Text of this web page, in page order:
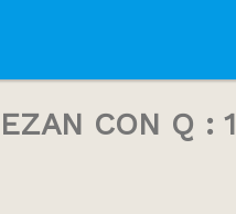
CON Q : 1